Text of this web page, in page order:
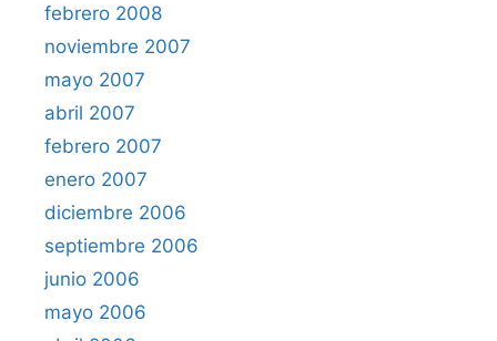
febrero 2008
noviembre 2007
mayo 2007
abril 2007
febrero 2007
enero 2007
diciembre 2006
septiembre 2006
junio 2006
mayo 2006